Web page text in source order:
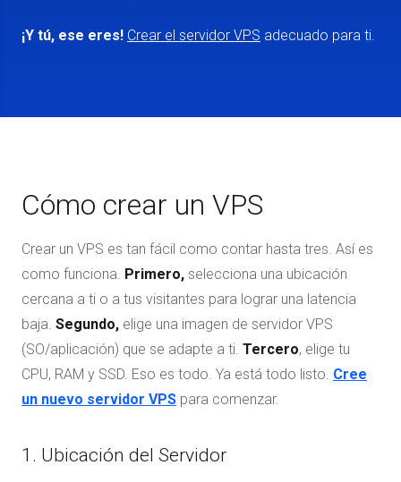
¡Y tú, ese eres! Crear el servidor VPS adecuado para ti.
Cómo crear un VPS
Crear un VPS es tan fácil como contar hasta tres. Así es
como funciona. Primero, selecciona una ubicación
cercana a ti o a tus visitantes para lograr una latencia
baja. Segundo, elige una imagen de servidor VPS
(SO/aplicación) que se adapte a ti. Tercero, elige tu
CPU, RAM y SSD. Eso es todo. Ya está todo listo. Cree
un nuevo servidor VPS para comenzar.
1. Ubicación del Servidor